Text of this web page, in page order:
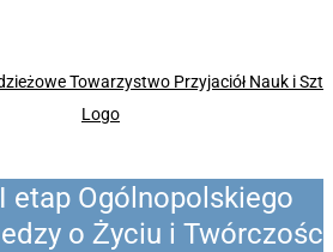
etap Ogólnopolskiego
o Życiu i Twórczości